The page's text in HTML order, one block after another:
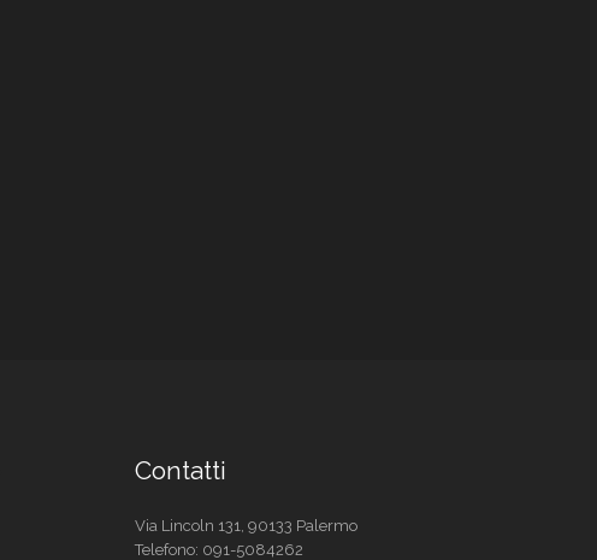
Contatti
Via Lincoln 131, 90133 Palermo
Telefono: 091-5084262